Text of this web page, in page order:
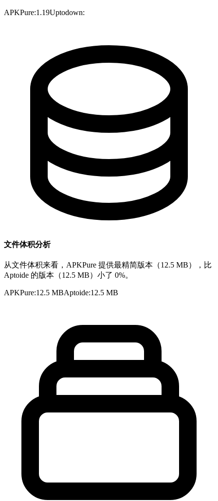
APKPure:1.19Uptodown:
文件体积分析
从文件体积来看，APKPure 提供最精简版本（12.5 MB），比
Aptoide 的版本（12.5 MB）小了 0%。
APKPure:12.5 MBAptoide:12.5 MB